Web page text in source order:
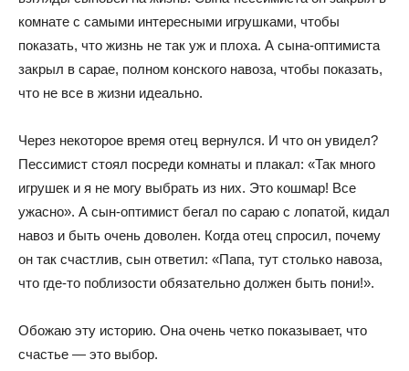
комнате с самыми интересными игрушками, чтобы
показать, что жизнь не так уж и плоха. А сына-оптимиста
закрыл в сарае, полном конского навоза, чтобы показать,
что не все в жизни идеально.
Через некоторое время отец вернулся. И что он увидел?
Пессимист стоял посреди комнаты и плакал: «Так много
игрушек и я не могу выбрать из них. Это кошмар! Все
ужасно». А сын-оптимист бегал по сараю с лопатой, кидал
навоз и быть очень доволен. Когда отец спросил, почему
он так счастлив, сын ответил: «Папа, тут столько навоза,
что где-то поблизости обязательно должен быть пони!».
Обожаю эту историю. Она очень четко показывает, что
счастье — это выбор.